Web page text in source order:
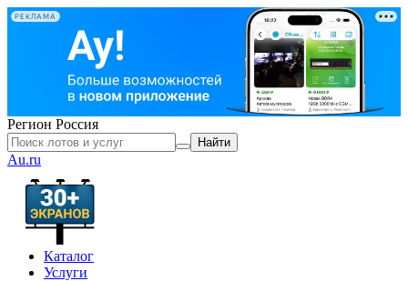
РЕКЛАМА
Регион Россия
Найти
Au.ru
Каталог
Услуги